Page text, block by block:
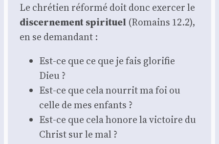
Le chré­tien réfor­mé doit donc exer­cer le
dis­cer­ne­ment spi­ri­tuel (Romains 12.2),
en se deman­dant :
Est-ce que ce que je fais glo­ri­fie
Dieu ?
Est-ce que cela nour­rit ma foi ou
celle de mes enfants ?
Est-ce que cela honore la vic­toire du
Christ sur le mal ?